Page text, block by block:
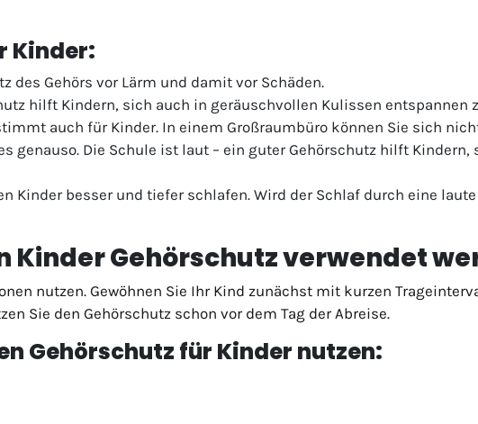
Kinder:
des Gehörs vor Lärm und damit vor Schäden.
hilft Kindern, sich auch in geräuschvollen Kulissen entspannen
auch für Kinder. In einem Großraumbüro können Sie sich
genauso. Die Schule ist laut – ein guter Gehörschutz hilft Kindern,
Kinder besser und tiefer schlafen. Wird der Schlaf durch eine
Kinder Gehörschutz verwendet
nutzen. Gewöhnen Sie Ihr Kind zunächst mit kurzen
Sie den Gehörschutz schon vor dem Tag der Abreise.
Gehörschutz für Kinder nutzen: